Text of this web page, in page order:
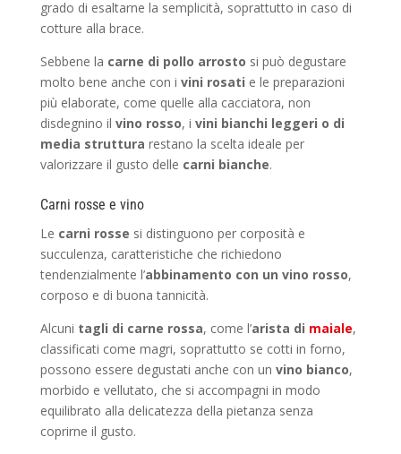
grado di esaltarne la semplicità, soprattutto in caso di
cotture alla brace.
Sebbene la carne di pollo arrosto si può degustare
molto bene anche con i vini rosati e le preparazioni
più elaborate, come quelle alla cacciatora, non
disdegnino il vino rosso, i vini bianchi leggeri o di
media struttura restano la scelta ideale per
valorizzare il gusto delle carni bianche.
Carni rosse e vino
Le carni rosse si distinguono per corposità e
succulenza, caratteristiche che richiedono
tendenzialmente l’abbinamento con un vino rosso,
corposo e di buona tannicità.
Alcuni tagli di carne rossa, come l’arista di maiale,
classificati come magri, soprattutto se cotti in forno,
possono essere degustati anche con un vino bianco,
morbido e vellutato, che si accompagni in modo
equilibrato alla delicatezza della pietanza senza
coprirne il gusto.